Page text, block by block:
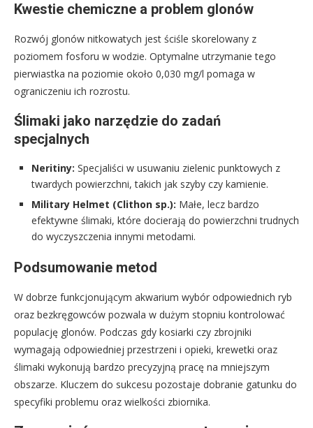
Kwestie chemiczne a problem glonów
Rozwój glonów nitkowatych jest ściśle skorelowany z
poziomem fosforu w wodzie. Optymalne utrzymanie tego
pierwiastka na poziomie około 0,030 mg/l pomaga w
ograniczeniu ich rozrostu.
Ślimaki jako narzędzie do zadań
specjalnych
Neritiny: Specjaliści w usuwaniu zielenic punktowych z
twardych powierzchni, takich jak szyby czy kamienie.
Military Helmet (Clithon sp.): Małe, lecz bardzo
efektywne ślimaki, które docierają do powierzchni trudnych
do wyczyszczenia innymi metodami.
Podsumowanie metod
W dobrze funkcjonującym akwarium wybór odpowiednich ryb
oraz bezkręgowców pozwala w dużym stopniu kontrolować
populację glonów. Podczas gdy kosiarki czy zbrojniki
wymagają odpowiedniej przestrzeni i opieki, krewetki oraz
ślimaki wykonują bardzo precyzyjną pracę na mniejszym
obszarze. Kluczem do sukcesu pozostaje dobranie gatunku do
specyfiki problemu oraz wielkości zbiornika.